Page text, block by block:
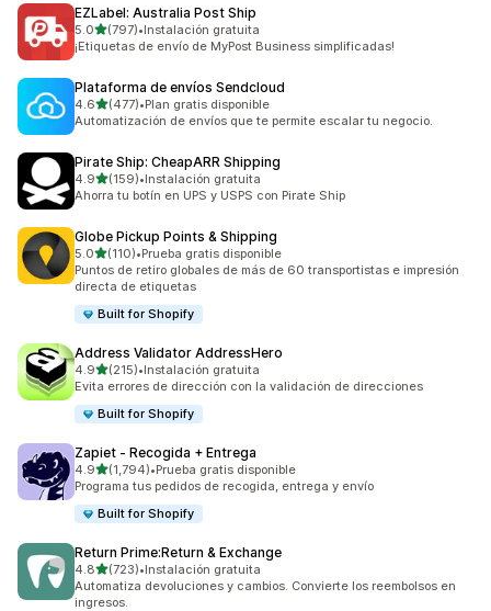
EZLabel: Australia Post Ship
5.0de 5 estrellas
(797)
797 reseñas en total
•Instalación gratuita
¡Etiquetas de envío de MyPost Business simplificadas!
Plataforma de envíos Sendcloud
4.6de 5 estrellas
(477)
477 reseñas en total
•Plan gratis disponible
Automatización de envíos que te permite escalar tu negocio.
Pirate Ship: CheapARR Shipping
4.9de 5 estrellas
(159)
159 reseñas en total
•Instalación gratuita
Ahorra tu botín en UPS y USPS con Pirate Ship
Globe Pickup Points & Shipping
5.0de 5 estrellas
(110)
110 reseñas en total
•Prueba gratis disponible
Puntos de retiro globales de más de 60 transportistas e impresión
directa de etiquetas
Built for Shopify
Address Validator AddressHero
4.9de 5 estrellas
(215)
215 reseñas en total
•Instalación gratuita
Evita errores de dirección con la validación de direcciones
Built for Shopify
Zapiet ‑ Recogida + Entrega
4.9de 5 estrellas
(1,794)
1794 reseñas en total
•Prueba gratis disponible
Programa tus pedidos de recogida, entrega y envío
Built for Shopify
Return Prime:Return & Exchange
4.8de 5 estrellas
(723)
723 reseñas en total
•Instalación gratuita
Automatiza devoluciones y cambios. Convierte los reembolsos en
ingresos.